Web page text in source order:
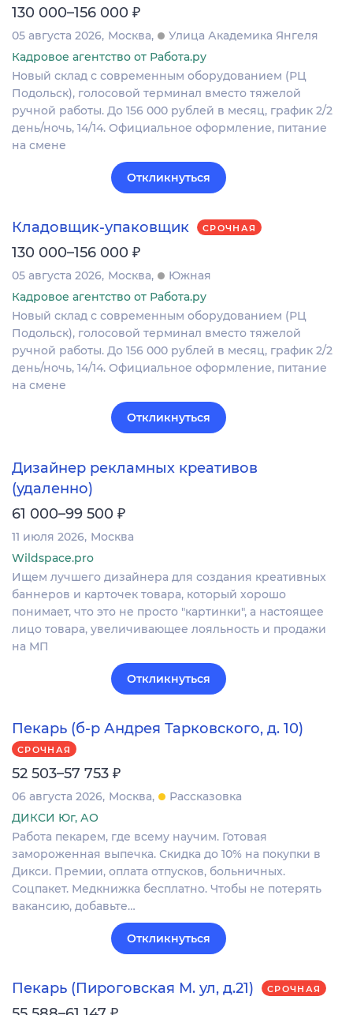
130 000–156 000 ₽
05 августа 2026 Москва
Улица Академика Янгеля
Кадровое агентство от Работа.ру
Новый склад с современным оборудованием (РЦ
Подольск), голосовой терминал вместо тяжелой
ручной работы. До 156 000 рублей в месяц, график 2/2
день/ночь, 14/14. Официальное оформление, питание
на смене
Откликнуться
Кладовщик-упаковщик СРОЧНАЯ
130 000–156 000 ₽
05 августа 2026 Москва
Южная
Кадровое агентство от Работа.ру
Новый склад с современным оборудованием (РЦ
Подольск), голосовой терминал вместо тяжелой
ручной работы. До 156 000 рублей в месяц, график 2/2
день/ночь, 14/14. Официальное оформление, питание
на смене
Откликнуться
Дизайнер рекламных креативов
(удаленно)
61 000–99 500 ₽
11 июля 2026 Москва
Wildspace.pro
Ищем лучшего дизайнера для создания креативных
баннеров и карточек товара, который хорошо
понимает, что это не просто "картинки", а настоящее
лицо товара, увеличивающее лояльность и продажи
на МП
Откликнуться
Пекарь (б-р Андрея Тарковского, д. 10)
СРОЧНАЯ
52 503–57 753 ₽
06 августа 2026 Москва
Рассказовка
ДИКСИ Юг, АО
Работа пекарем, где всему научим. Готовая
замороженная выпечка. Скидка до 10% на покупки в
Дикси. Премии, оплата отпусков, больничных.
Соцпакет. Медкнижка бесплатно. Чтобы не потерять
вакансию, добавьте…
Откликнуться
Пекарь (Пироговская М. ул, д.21) СРОЧНАЯ